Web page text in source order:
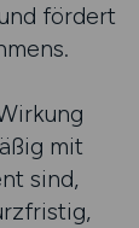
fördert
mit
sind,